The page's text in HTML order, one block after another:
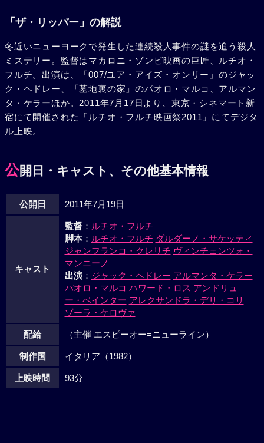
「ザ・リッパー」の解説
冬近いニューヨークで発生した連続殺人事件の謎を追う殺人
ミステリー。監督はマカロニ・ゾンビ映画の巨匠、ルチオ・
フルチ。出演は、「007/ユア・アイズ・オンリー」のジャッ
ク・ヘドレー、「墓地裏の家」のパオロ・マルコ、アルマン
タ・ケラーほか。2011年7月17日より、東京・シネマート新
宿にて開催された「ルチオ・フルチ映画祭2011」にてデジタ
ル上映。
公開日・キャスト、その他基本情報
公開日 2011年7月19日
キャスト
監督： ルチオ・フルチ
脚本： ルチオ・フルチ ダルダーノ・サケッティ
ジャンフランコ・クレリチ ヴィンチェンツォ・
マンニーノ
出演： ジャック・ヘドレー アルマンタ・ケラー
パオロ・マルコ ハワード・ロス アンドリュ
ー・ペインター アレクサンドラ・デリ・コリ
ゾーラ・ケロヴァ
配給 （主催 エスピーオー=ニューライン）
制作国 イタリア（1982）
上映時間 93分